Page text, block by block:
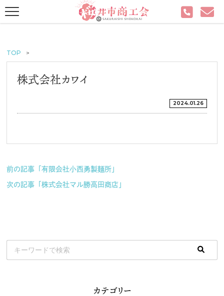
TOP
株式会社カワイ
2024.01.26
前の記事「有限会社小西勇製麺所」
次の記事「株式会社マル勝高田商店」
カテゴリー